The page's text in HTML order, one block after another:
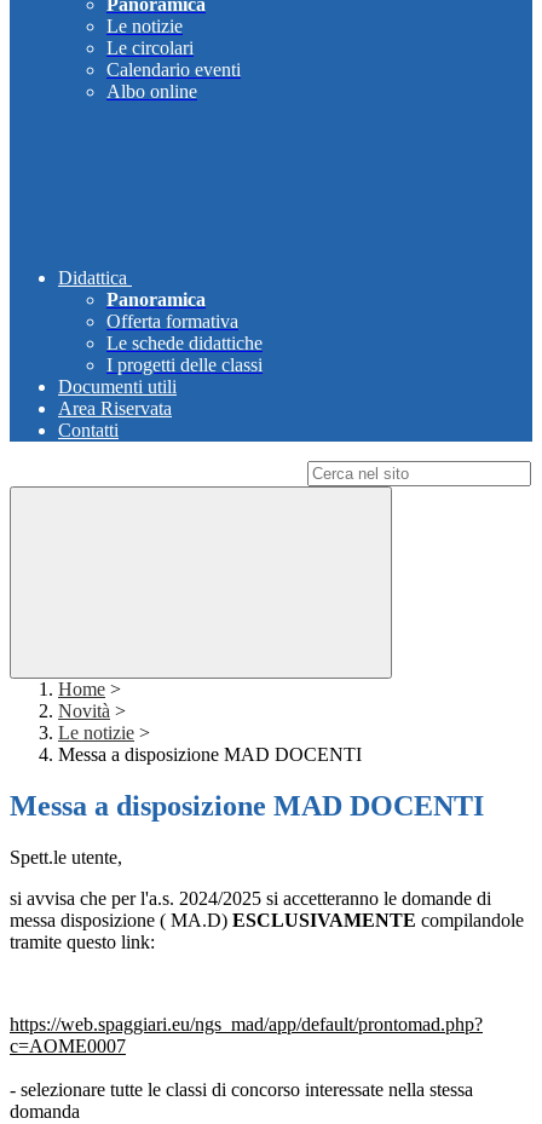
Panoramica
Le notizie
Le circolari
Calendario eventi
Albo online
Didattica
Panoramica
Offerta formativa
Le schede didattiche
I progetti delle classi
Documenti utili
Area Riservata
Contatti
Home >
Novità >
Le notizie >
Messa a disposizione MAD DOCENTI
Messa a disposizione MAD DOCENTI
Spett.le utente,
si avvisa che per l'a.s. 2024/2025 si accetteranno le domande di
messa disposizione ( MA.D) ESCLUSIVAMENTE compilandole
tramite questo link:
https://web.spaggiari.eu/ngs_ mad/app/default/prontomad.php?
c=AOME0007
- selezionare tutte le classi di concorso interessate nella stessa
domanda